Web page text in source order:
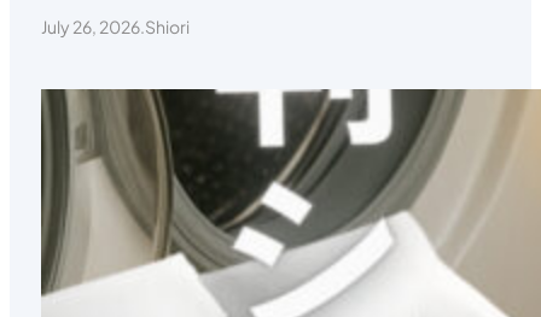
July 26, 2026.Shiori